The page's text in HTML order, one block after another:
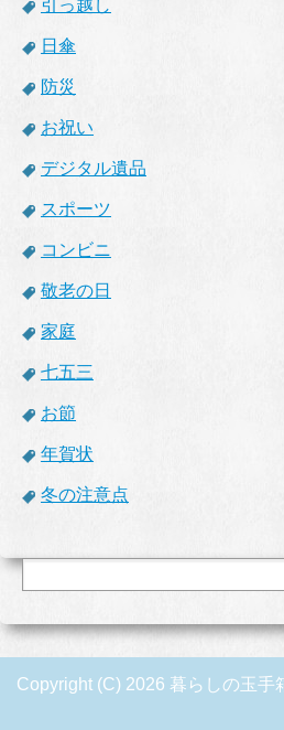
引っ越し
日傘
防災
お祝い
デジタル遺品
スポーツ
コンビニ
敬老の日
家庭
七五三
お節
年賀状
冬の注意点
Copyright (C) 2026 暮らしの玉手